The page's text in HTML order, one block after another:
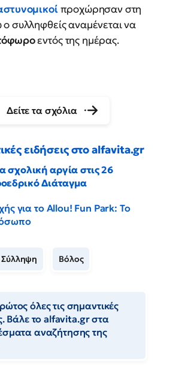
προχώρησαν στη
συλληφθείς αναμένεται να
εντός της ημέρας.
Δείτε τα σχόλια
ειδήσεις στο alfavita.gr
σχολική αργία στις 26
Διάταγμα
για το Allou! Fun Park: Το
Σύλληψη Βόλος
όλες τις σημαντικές
Βάλε το alfavita.gr στα
αναζήτησης της